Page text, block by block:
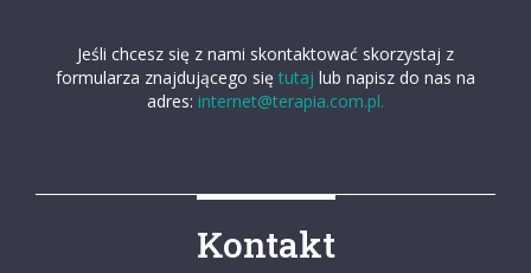
Jeśli chcesz się z nami skontaktować skorzystaj z
formularza znajdującego się tutaj lub napisz do nas na
adres: internet@terapia.com.pl.
Kontakt